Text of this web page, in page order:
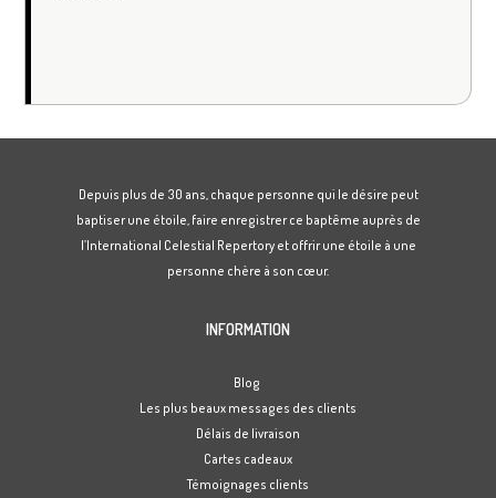
Depuis plus de 30 ans, chaque personne qui le désire peut
baptiser une étoile, faire enregistrer ce baptême auprès de
l’International Celestial Repertory et offrir une étoile à une
personne chère à son cœur.
INFORMATION
Blog
Les plus beaux messages des clients
Délais de livraison
Cartes cadeaux
Témoignages clients